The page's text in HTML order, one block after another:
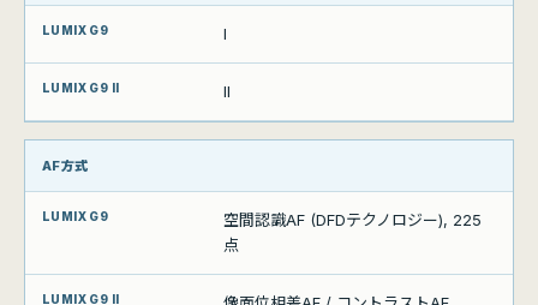
I
II
AF方式
空間認識AF (DFDテクノロジー), 225
点